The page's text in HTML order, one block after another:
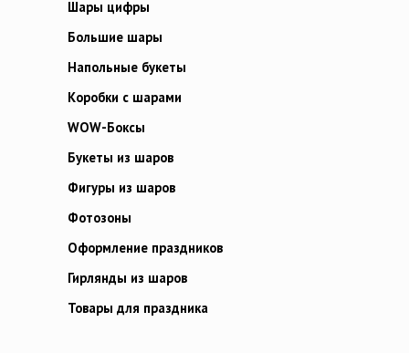
Шары цифры
Большие шары
Напольные букеты
Коробки с шарами
WOW-Боксы
Букеты из шаров
Фигуры из шаров
Фотозоны
Оформление праздников
Гирлянды из шаров
Товары для праздника